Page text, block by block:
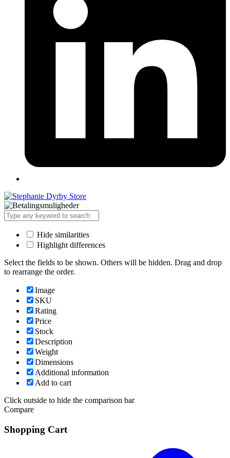
Hide similarities
Highlight differences
Select the fields to be shown. Others will be hidden. Drag and drop
to rearrange the order.
Image
SKU
Rating
Price
Stock
Description
Weight
Dimensions
Additional information
Add to cart
Click outside to hide the comparison bar
Compare
Shopping Cart